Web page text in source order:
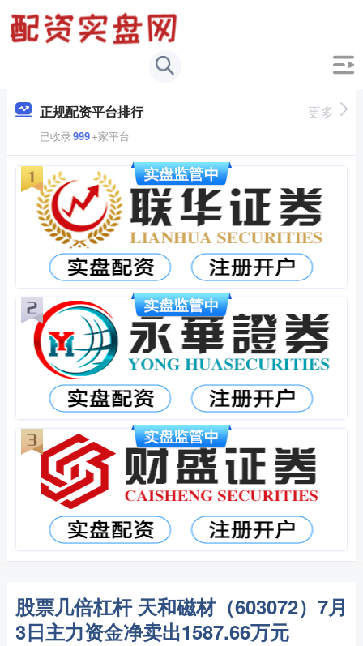
正规配资平台排行
已收录999+家平台
更多
股票几倍杠杆 天和磁材（603072）7月
3日主力资金净卖出1587.66万元